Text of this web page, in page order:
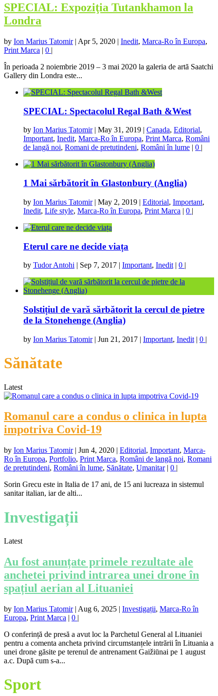
SPECIAL: Expoziţia Tutankhamon la
Londra
by Ion Marius Tatomir| Apr 5, 2020 | Inedit, Marca-Ro în Europa,
Print Marca | 0 |
În perioada 2 noiembrie 2019 – 3 mai 2020 la galeria de artă Saatchi
Gallery din Londra este...
SPECIAL: Spectacolul Regal Bath &West
by Ion Marius Tatomir| May 31, 2019 | Canada, Editorial,
Important, Inedit, Marca-Ro în Europa, Print Marca, Români
de langă noi, Romani de pretutindeni, Români în lume | 0 |
1 Mai sărbătorit în Glastonbury (Anglia)
by Ion Marius Tatomir| May 2, 2019 | Editorial, Important,
Inedit, Life style, Marca-Ro în Europa, Print Marca | 0 |
Eterul care ne decide viața
by Tudor Antohi | Sep 7, 2017 | Important, Inedit | 0 |
Solstițiul de vară sărbătorit la cercul de pietre
de la Stonehenge (Anglia)
by Ion Marius Tatomir| Jun 21, 2017 | Important, Inedit | 0 |
Sănătate
Latest
Romanul care a condus o clinica in lupta
impotriva Covid-19
by Ion Marius Tatomir| Jun 4, 2020 | Editorial, Important, Marca-
Ro în Europa, Portfolio, Print Marca, Români de langă noi, Romani
de pretutindeni, Români în lume, Sănătate, Umanitar| 0 |
Sorin Grecu este in Italia de 17 ani, de 15 ani lucreaza in sistemul
sanitar italian, iar de alti...
Investigații
Latest
Au fost anunțate primele rezultate ale
anchetei privind intrarea unei drone în
spațiul aerian al Lituaniei
by Ion Marius Tatomir| Aug 6, 2025 | Investigații, Marca-Ro în
Europa, Print Marca | 0 |
O conferință de presă a avut loc la Parchetul General al Lituaniei
pentru a comenta ancheta privind circumstanțele intrării în Lituania a
unei drone găsite pe terenul de antrenament Gaižiūnai pe 1 august
a.c. După cum s-a...
Sport